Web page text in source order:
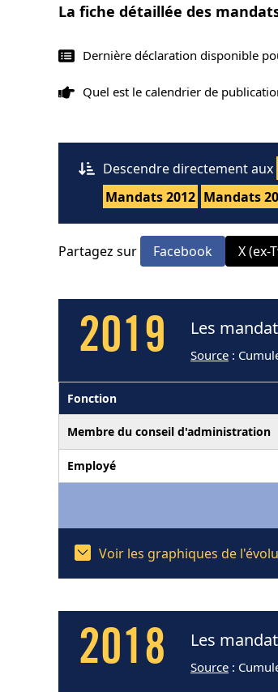
La fiche détaillée des
Dernière déclaration disponible
Quel est le calendrier de
Descendre directement aux
Mandats 2012 Mandats
Partagez sur Facebook X (ex-
2019 Les
Source :
Fonction
Membre du conseil d'administration
Employé
Voir les graphiques de
2018 Les
Source :